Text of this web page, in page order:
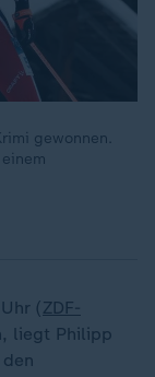
gewonnen.
(ZDF-
liegt Philipp